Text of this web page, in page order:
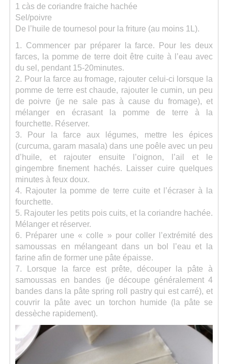
1 càs de coriandre fraiche hachée
Sel/poivre
De l’huile de tournesol pour la friture (au moins 1L).
1. Commencer par préparer la farce. Pour les deux
farces, la pomme de terre doit être cuite à l’eau avec
du sel, pendant 15-20minutes.
2. Pour la farce au fromage, rajouter celui-ci lorsque la
pomme de terre est chaude, rajouter le cumin, un peu
de poivre (je ne sale pas à cause du fromage), et
mélanger en écrasant la pomme de terre à la
fourchette. Réserver.
3. Pour la farce aux légumes, mettre les épices
(curcuma, garam masala) dans une poêle avec un peu
d’huile, et rajouter ensuite l’oignon, l’ail et le
gingembre finement hachés. Laisser cuire quelques
minutes à feux doux.
4. Rajouter la pomme de terre cuite et l’écraser à la
fourchette.
5. Rajouter les petits pois cuits, et la coriandre hachée.
Mélanger et réserver.
6. Préparer une « colle » pour coller l’extrémité des
samoussas en mélangeant dans un bol l’eau et la
farine afin de former une pâte épaisse.
7. Lorsque la farce est prête, découper la pâte à
samoussas en bandes (je découpe généralement 4
bandes dans la pâte spring roll pastry qui est carré), et
couvrir la pâte avec un torchon humide (la pâte se
dessèche rapidement).